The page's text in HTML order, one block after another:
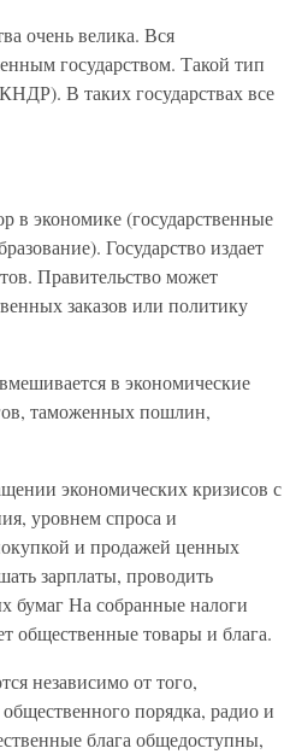
очень велика. Вся
государством. Такой тип
В таких государствах все
в экономике (государственные
Государство издает
Правительство может
заказов или политику
в экономические
таможенных пошлин,
экономических кризисов с
уровнем спроса и
и продажей ценных
зарплаты, проводить
бумаг На собранные налоги
общественные товары и блага.
независимо от того,
порядка, радио и
блага общедоступны,